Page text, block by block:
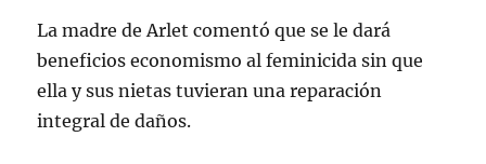
La madre de Arlet comentó que se le dará
beneficios economismo al feminicida sin que
ella y sus nietas tuvieran una reparación
integral de daños.